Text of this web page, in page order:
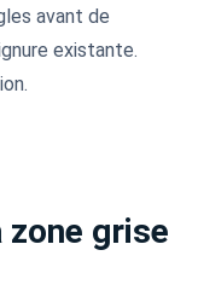
avant de
existante.
grise